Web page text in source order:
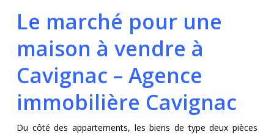
Le marché pour une
maison à vendre à
Cavignac – Agence
immobilière Cavignac
Du côté des appartements, les biens de type deux pièces